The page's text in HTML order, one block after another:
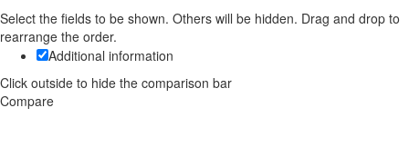
Select the fields to be shown. Others will be hidden. Drag and drop to
rearrange the order.
Additional information
Click outside to hide the comparison bar
Compare